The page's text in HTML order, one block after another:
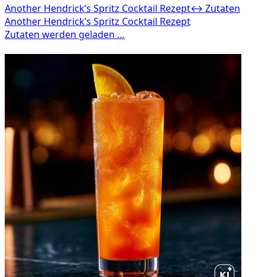
Another Hendrick’s Spritz Cocktail Rezept↔ Zutaten